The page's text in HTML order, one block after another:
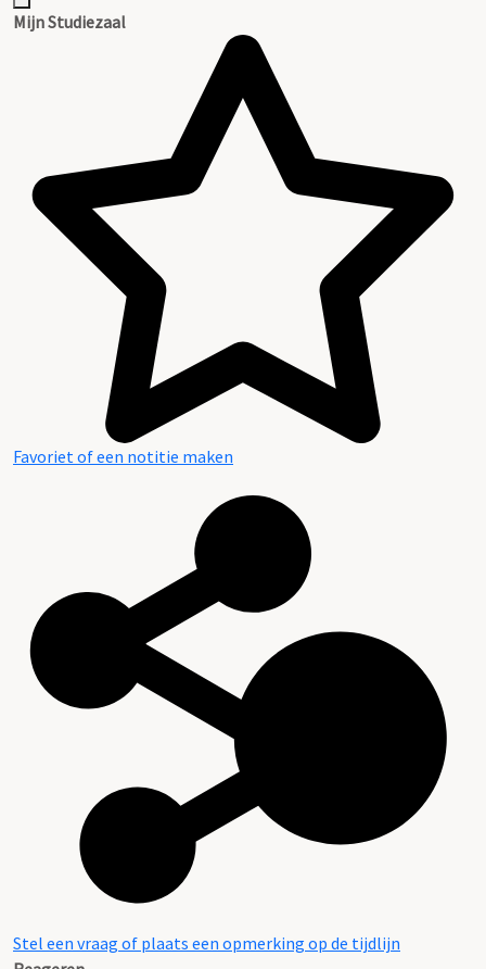
Mijn Studiezaal
Favoriet of een notitie maken
Stel een vraag of plaats een opmerking op de tijdlijn